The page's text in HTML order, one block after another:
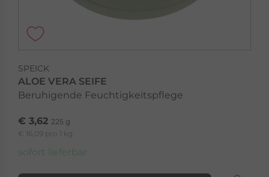
SPEICK
ALOE VERA SEIFE
Beruhigende Feuchtigkeitspflege
€ 3,62 225 g
€ 16,09 pro 1 kg
sofort lieferbar